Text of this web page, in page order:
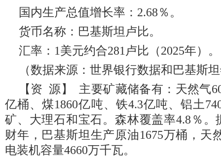
国内生产总值增长率：2.68％。
货币名称：巴基斯坦卢比。
汇率：1美元约合281卢比（2025年）。
（数据来源：世界银行数据和巴基斯
【资 源】 主要矿藏储备有：天然气
亿桶、煤1860亿吨、铁4.3亿吨、铝土
矿、大理石和宝石。森林覆盖率4.8％。
财年，巴基斯坦生产原油1675万桶，天
电装机容量4660万千瓦。